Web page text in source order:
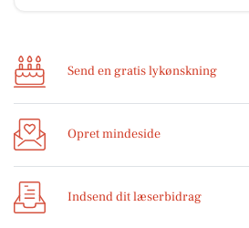
Send en gratis lykønskning
Opret mindeside
Indsend dit læserbidrag